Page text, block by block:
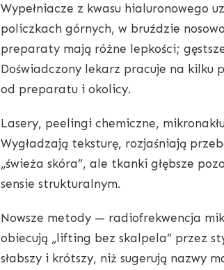
Wypełniacze z kwasu hialuronowego
policzkach górnych, w bruździe
preparaty mają różne lepkości;
Doświadczony lekarz pracuje na kilku
od preparatu i okolicy.
Lasery, peelingi chemiczne,
Wygładzają teksturę, rozjaśniają
„świeża skóra”, ale tkanki głębsze
sensie strukturalnym.
Nowsze metody — radiofrekwencja
obiecują „lifting bez skalpela” przez
słabszy i krótszy, niż sugerują nazwy